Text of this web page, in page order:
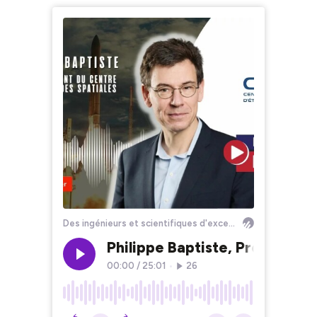
Des ingénieurs et scientifiques d'exceptions
Philippe Baptiste, Président
00:00 / 25:01 26